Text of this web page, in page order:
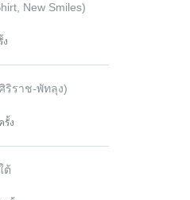
New Smiles)
ง
ริราช-พัทลุง)
รั้ง
ต้